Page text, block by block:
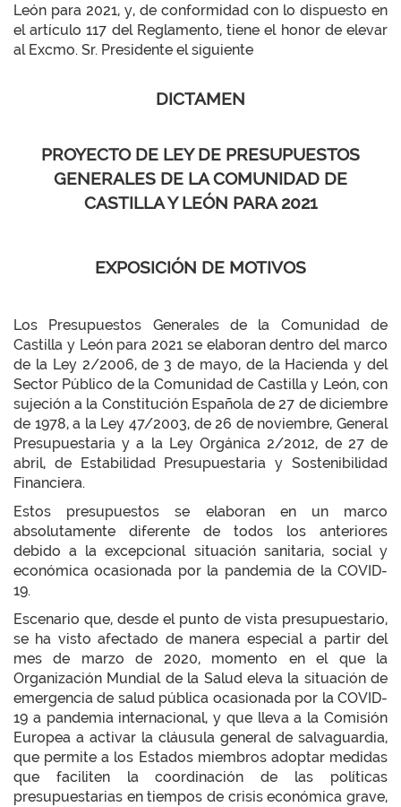
León para 2021, y, de conformidad con lo dispuesto en
el artículo 117 del Reglamento, tiene el honor de elevar
al Excmo. Sr. Presidente el siguiente
DICTAMEN
PROYECTO DE LEY DE PRESUPUESTOS
GENERALES DE LA COMUNIDAD DE
CASTILLA Y LEÓN PARA 2021
EXPOSICIÓN DE MOTIVOS
Los Presupuestos Generales de la Comunidad de
Castilla y León para 2021 se elaboran dentro del marco
de la Ley 2/2006, de 3 de mayo, de la Hacienda y del
Sector Público de la Comunidad de Castilla y León, con
sujeción a la Constitución Española de 27 de diciembre
de 1978, a la Ley 47/2003, de 26 de noviembre, General
Presupuestaria y a la Ley Orgánica 2/2012, de 27 de
abril, de Estabilidad Presupuestaria y Sostenibilidad
Financiera.
Estos presupuestos se elaboran en un marco
absolutamente diferente de todos los anteriores
debido a la excepcional situación sanitaria, social y
económica ocasionada por la pandemia de la COVID-
19.
Escenario que, desde el punto de vista presupuestario,
se ha visto afectado de manera especial a partir del
mes de marzo de 2020, momento en el que la
Organización Mundial de la Salud eleva la situación de
emergencia de salud pública ocasionada por la COVID-
19 a pandemia internacional, y que lleva a la Comisión
Europea a activar la cláusula general de salvaguardia,
que permite a los Estados miembros adoptar medidas
que faciliten la coordinación de las políticas
presupuestarias en tiempos de crisis económica grave,